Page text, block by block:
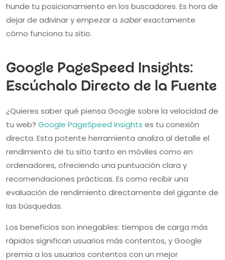
hunde tu posicionamiento en los buscadores. Es hora de
dejar de adivinar y empezar a saberexactamente
cómo funciona tu sitio.
Google PageSpeed Insights:
Escúchalo Directo de la Fuente
¿Quieres saber qué piensa Google sobre la velocidad de
tu web? Google PageSpeed Insights es tu conexión
directa. Esta potente herramienta analiza al detalle el
rendimiento de tu sitio tanto en móviles como en
ordenadores, ofreciendo una puntuación clara y
recomendaciones prácticas. Es como recibir una
evaluación de rendimiento directamente del gigante de
las búsquedas.
Los beneficios son innegables: tiempos de carga más
rápidos significan usuarios más contentos, y Google
premia a los usuarios contentos con un mejor